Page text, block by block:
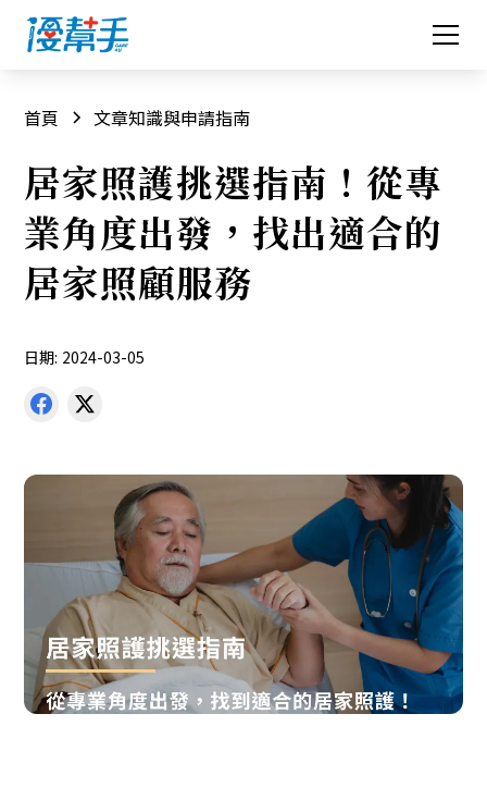
首頁 文章知識與申請指南
居家照護挑選指南！從專
業角度出發，找出適合的
居家照顧服務
日期: 2024-03-05